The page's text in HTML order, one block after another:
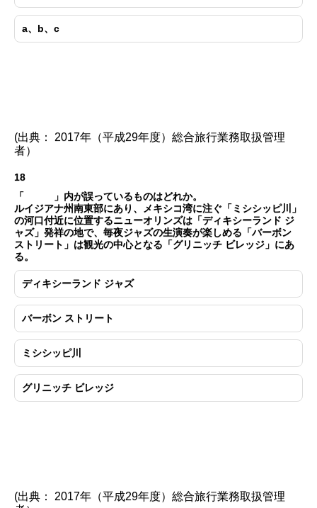
a、b、c
(出典： 2017年（平成29年度）総合旅行業務取扱管理
者）
18
「 」内が誤っているものはどれか。
ルイジアナ州南東部にあり、メキシコ湾に注ぐ「ミシシッピ川」
の河口付近に位置するニューオリンズは「ディキシーランド ジ
ャズ」発祥の地で、毎夜ジャズの生演奏が楽しめる「バーボン
ストリート」は観光の中心となる「グリニッチ ビレッジ」にあ
る。
ディキシーランド ジャズ
バーボン ストリート
ミシシッピ川
グリニッチ ビレッジ
(出典： 2017年（平成29年度）総合旅行業務取扱管理